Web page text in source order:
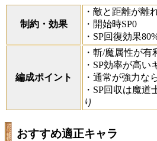
制約・効果
・敵と距離が離
・開始時SP0
・SP回復効果
編成ポイント
・斬/魔属性が有
・SP効率が高
・通常が強力な
・SP回収は魔
り
おすすめ適正キャラ